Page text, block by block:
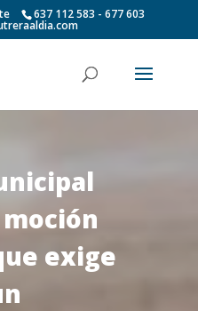
637 112 583 - 677 603
exige